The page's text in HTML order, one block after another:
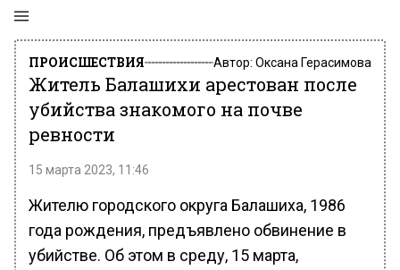
ПРОИСШЕСТВИЯ Автор: Оксана Герасимова
Житель Балашихи арестован после
убийства знакомого на почве
ревности
15 марта 2023, 11:46
Жителю городского округа Балашиха, 1986
года рождения, предъявлено обвинение в
убийстве. Об этом в среду, 15 марта,